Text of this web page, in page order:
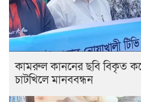
কামরুল কাননের ছবি বিকৃত
চাটখিলে মানববন্ধন